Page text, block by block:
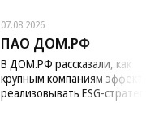
07.08.2026
ПАО ДОМ.РФ
В ДОМ.РФ рассказали, как
крупным компаниям
реализовывать ESG-стратегию